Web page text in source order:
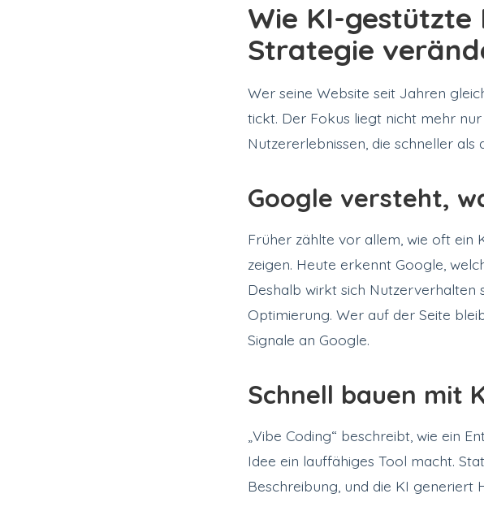
Wie KI-
Strategie
Wer seine Website seit Jahren
tickt. Der Fokus liegt nicht mehr
Nutzererlebnissen, die schneller
Google versteht,
Früher zählte vor allem, wie oft ein
zeigen. Heute erkennt Google,
Deshalb wirkt sich Nutzerverhalten
Optimierung. Wer auf der Seite
Signale an Google.
Schnell bauen mit
„Vibe Coding“ beschreibt, wie ein
Idee ein lauffähiges Tool macht.
Beschreibung, und die KI generiert